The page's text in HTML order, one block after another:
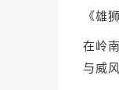
《雄
在岭
与威